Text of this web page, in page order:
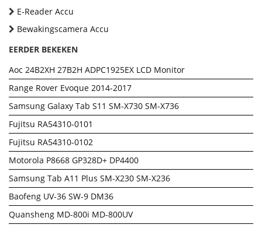
E-Reader Accu
Bewakingscamera Accu
EERDER BEKEKEN
Aoc 24B2XH 27B2H ADPC1925EX LCD Monitor
Range Rover Evoque 2014-2017
Samsung Galaxy Tab S11 SM-X730 SM-X736
Fujitsu RA54310-0101
Fujitsu RA54310-0102
Motorola P8668 GP328D+ DP4400
Samsung Tab A11 Plus SM-X230 SM-X236
Baofeng UV-36 SW-9 DM36
Quansheng MD-800i MD-800UV